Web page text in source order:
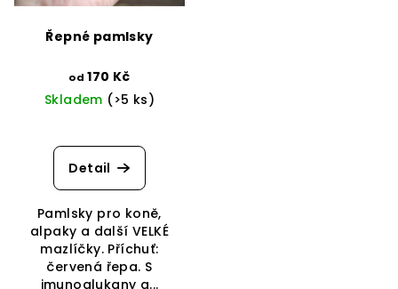
Řepné pamlsky
od 170 Kč
Skladem (>5 ks)
Detail
Pamlsky pro koně,
alpaky a další VELKÉ
mazlíčky. Příchuť:
červená řepa. S
imunoglukany a...